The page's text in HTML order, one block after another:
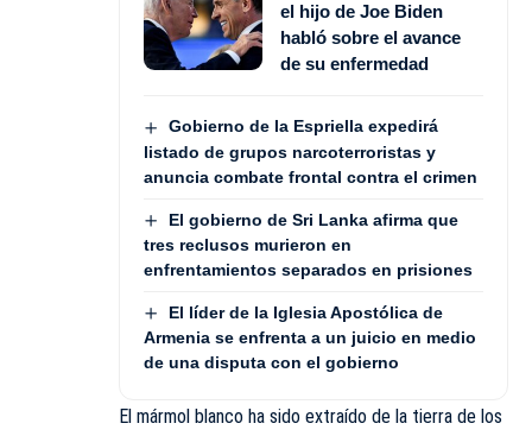
el hijo de Joe Biden
habló sobre el avance
de su enfermedad
Gobierno de la Espriella expedirá
listado de grupos narcoterroristas y
anuncia combate frontal contra el crimen
El gobierno de Sri Lanka afirma que
tres reclusos murieron en
enfrentamientos separados en prisiones
El líder de la Iglesia Apostólica de
Armenia se enfrenta a un juicio en medio
de una disputa con el gobierno
El mármol blanco ha sido extraído de la tierra de los